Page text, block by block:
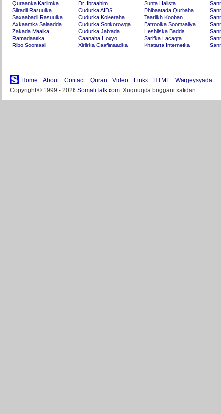
Quraanka Kariimka
Siiradii Rasuulka
Saxaabadii Rasuulka
Axkaamka Salaadda
Zakada Maalka
Ramadaanka
Ribo Soomaali
Dr. Ibraahim
Cudurka AIDS
Cudurka Koleeraha
Cudurka Sonkorowga
Cudurka Jabtada
Caanaha Hooyo
Xiriirka Caafimaadka
Sunta Halista
Dhibaatada Qurbaha
Taariikh Kooban
Batroolka Soomaaliya
Heshiiska Badda
Sarifka Lacagta
Khatarta Internetka
Home About Contact Quran Video Links HTML
Wargeysyada
Copyright © 1999 - 2026 SomaliTalk.com. Xuquuqda boggani xafidan.